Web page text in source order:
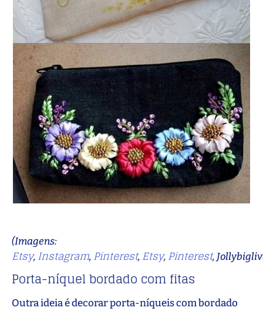
(Imagens:
Etsy, Instagram, Pinterest, Etsy, Pinterest,
Porta-níquel bordado com fitas
Outra ideia é decorar porta-níqueis com bordado